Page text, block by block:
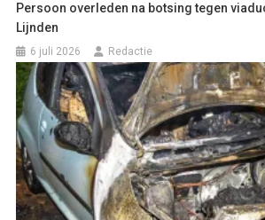
Persoon overleden na botsing tegen
Lijnden
6 juli 2026 Redactie